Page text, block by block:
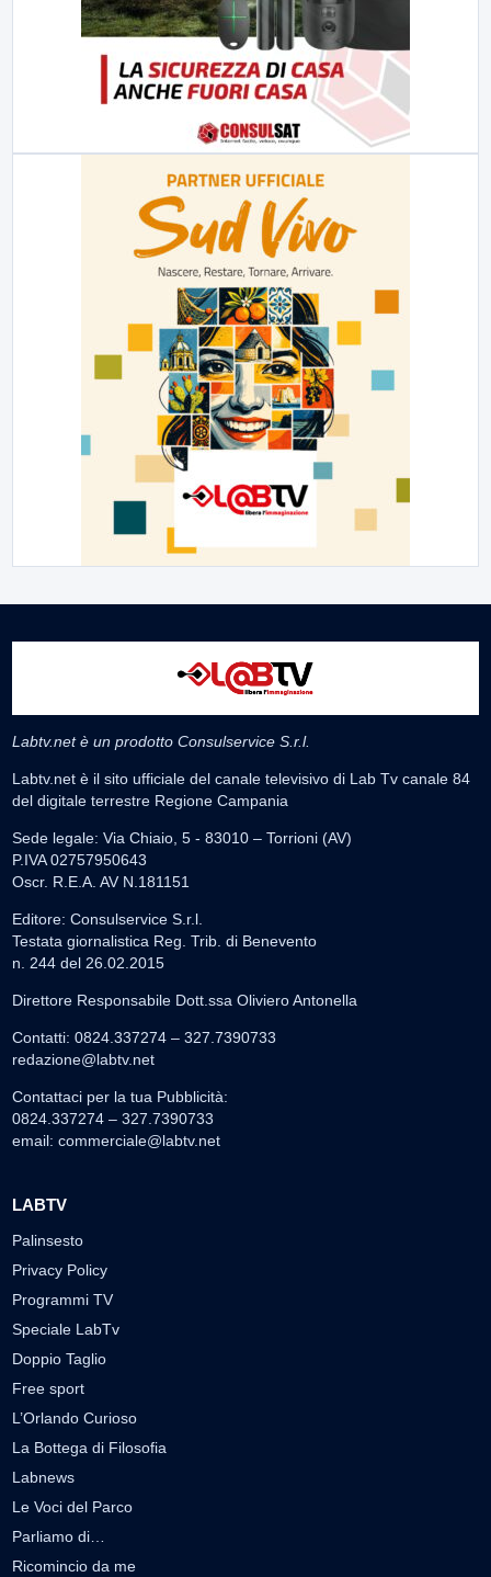
Labtv.net è un prodotto Consulservice S.r.l.
Labtv.net è il sito ufficiale del canale televisivo di Lab Tv canale 84
del digitale terrestre Regione Campania
Sede legale: Via Chiaio, 5 - 83010 – Torrioni (AV)
P.IVA 02757950643
Oscr. R.E.A. AV N.181151
Editore: Consulservice S.r.l.
Testata giornalistica Reg. Trib. di Benevento
n. 244 del 26.02.2015
Direttore Responsabile Dott.ssa Oliviero Antonella
Contatti: 0824.337274 – 327.7390733
redazione@labtv.net
Contattaci per la tua Pubblicità:
0824.337274 – 327.7390733
email: commerciale@labtv.net
LABTV
Palinsesto
Privacy Policy
Programmi TV
Speciale LabTv
Doppio Taglio
Free sport
L’Orlando Curioso
La Bottega di Filosofia
Labnews
Le Voci del Parco
Parliamo di…
Ricomincio da me